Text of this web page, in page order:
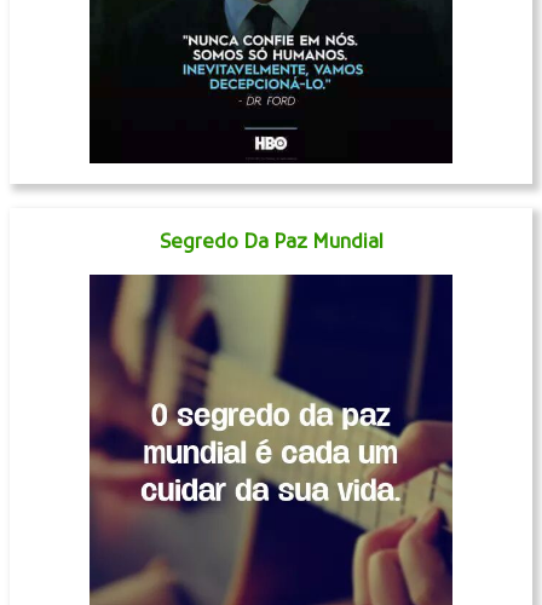
Segredo Da Paz Mundial